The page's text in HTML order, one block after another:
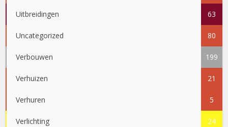
Uitbreidingen 63
Uncategorized 80
Verbouwen 199
Verhuizen 21
Verhuren 5
Verlichting 24